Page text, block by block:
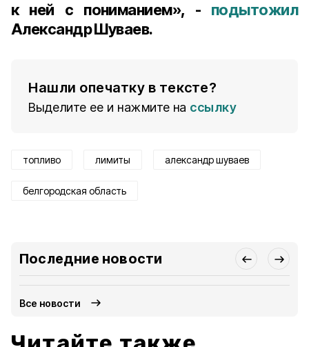
к ней с пониманием», - подытожил
Александр Шуваев.
Нашли опечатку в тексте?
Выделите ее и нажмите на ссылку
топливо лимиты александр шуваев
белгородская область
Последние новости
Все новости